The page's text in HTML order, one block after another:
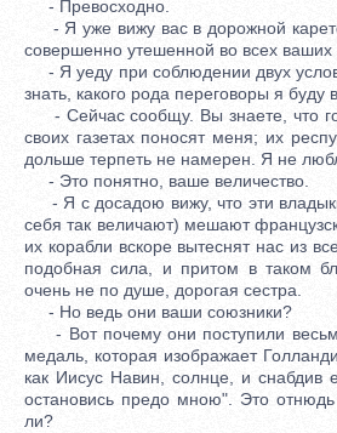
- Превосходно.
- Я уже вижу вас в дорожной
совершенно утешенной во всех ваших
- Я уеду при соблюдении двух
знать, какого рода переговоры я буду
- Сейчас сообщу. Вы знаете, что
своих газетах поносят меня; их
дольше терпеть не намерен. Я не
- Это понятно, ваше величество.
- Я с досадою вижу, что эти
себя так величают) мешают
их корабли вскоре вытеснят нас из
подобная сила, и притом в таком
очень не по душе, дорогая сестра.
- Но ведь они ваши союзники?
- Вот почему они поступили
медаль, которая изображает
как Иисус Навин, солнце, и снабдив
остановись предо мною". Это
ли?